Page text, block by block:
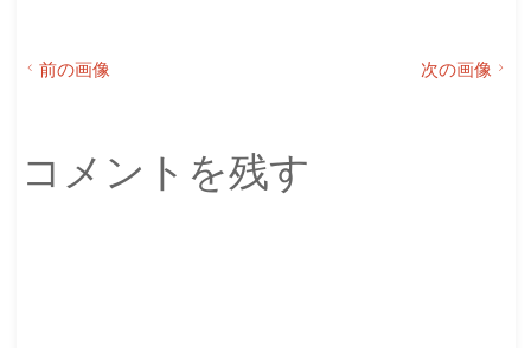
前の画像 次の画像
コメントを残す